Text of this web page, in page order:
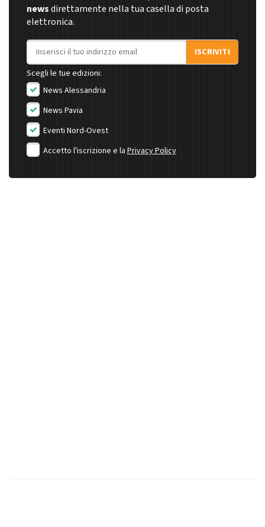
newsdirettamente nella tua casella di posta
elettronica.
Indirizzo email
ISCRIVITI
Scegli le tue edizioni:
News Alessandria
News Pavia
Eventi Nord-Ovest
Accetto l'iscrizione e la Privacy Policy